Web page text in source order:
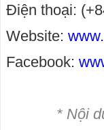
Điện thoại:
Website:
Facebook:
* Nội